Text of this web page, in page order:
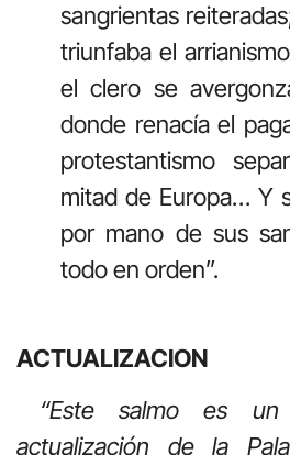
sangrientas
triunfaba el
el clero se
donde renacía el
protestantismo
mitad de Europa… Y
por mano de sus
todo en orden”.
ACTUALIZACION
“Este salmo es
actualización de la